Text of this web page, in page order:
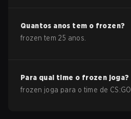
Quantos anos tem o frozen?
frozen tem 25 anos.
Para qual time o frozen joga?
frozen joga para o time de CS:GO